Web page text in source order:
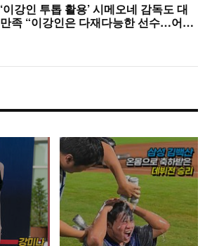
‘이강인 투톱 활용’ 시메오네 감독도 대
만족 “이강인은 다재다능한 선수…어떤